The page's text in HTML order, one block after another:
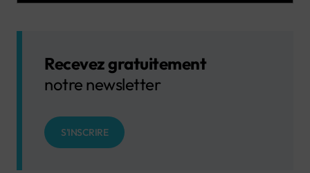
Recevez gratuitement
notre newsletter
S'INSCRIRE